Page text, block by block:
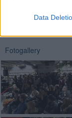
Data
alle 20:00
Fotogallery